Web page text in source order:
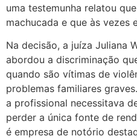
uma testemunha relatou
machucada e que às vezes
Na decisão, a juíza Juliana
abordou a discriminação
quando são vítimas de
problemas familiares
a profissional necessitava
perder a única fonte de
é empresa de notório